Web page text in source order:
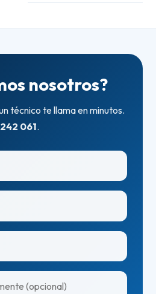
nosotros?
técnico te llama en minutos.
061.